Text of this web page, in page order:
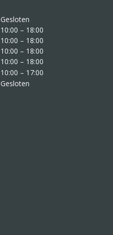
Gesloten
10:00 – 18:00
10:00 – 18:00
10:00 – 18:00
10:00 – 18:00
10:00 – 17:00
Gesloten